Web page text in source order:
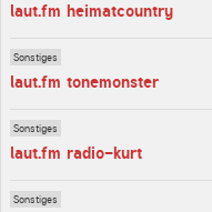
laut.fm heimatcountry
Sonstiges
laut.fm tonemonster
Sonstiges
laut.fm radio-kurt
Sonstiges